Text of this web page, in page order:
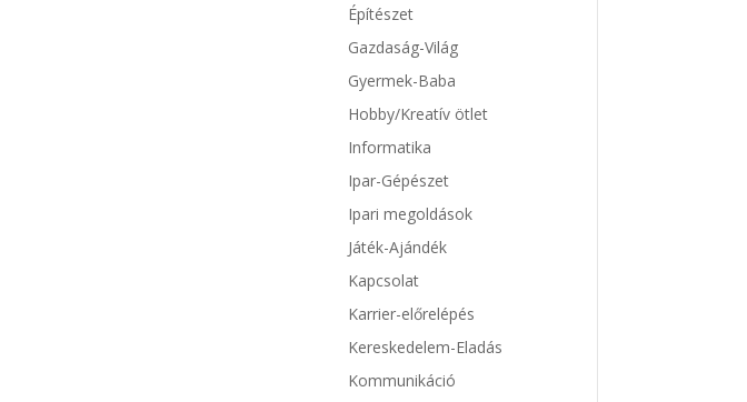
Építészet
Gazdaság-Világ
Gyermek-Baba
Hobby/Kreatív ötlet
Informatika
Ipar-Gépészet
Ipari megoldások
Játék-Ajándék
Kapcsolat
Karrier-előrelépés
Kereskedelem-Eladás
Kommunikáció